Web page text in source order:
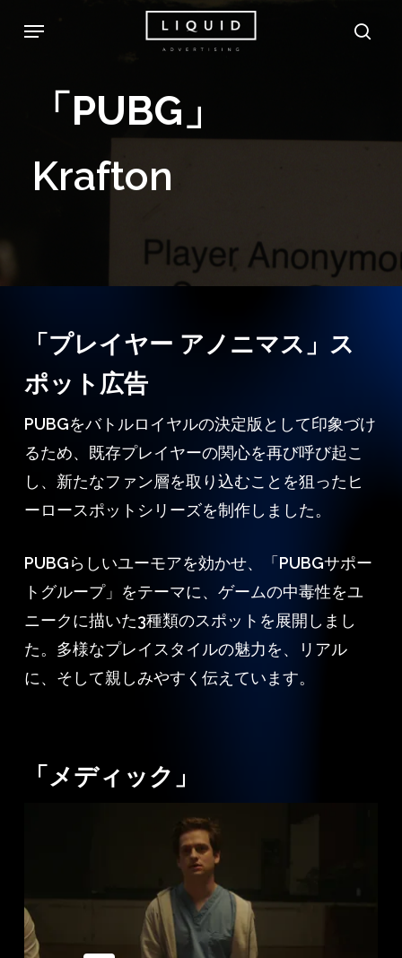
content
Menu
「PUBG」
Krafton
「プレイヤー アノニマス」ス
ポット広告
PUBGをバトルロイヤルの決定版として印象づけ
るため、既存プレイヤーの関心を再び呼び起こ
し、新たなファン層を取り込むことを狙ったヒ
ーロースポットシリーズを制作しました。
PUBGらしいユーモアを効かせ、「PUBGサポー
トグループ」をテーマに、ゲームの中毒性をユ
ニークに描いた3種類のスポットを展開しまし
た。多様なプレイスタイルの魅力を、リアル
に、そして親しみやすく伝えています。
「メディック」